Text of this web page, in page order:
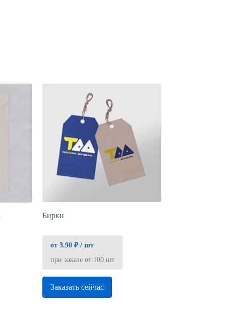
Бирки
от 3.90 ₽ / шт
при заказе от 100 шт
Заказать сейчас